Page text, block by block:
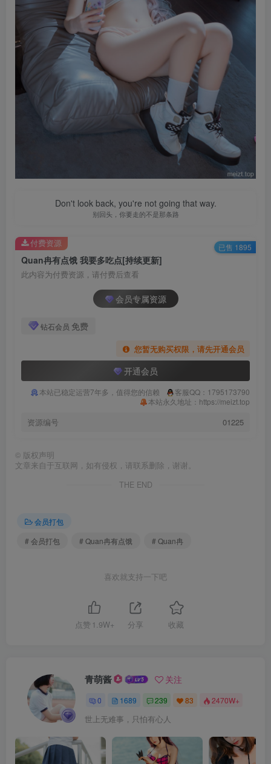
Don't look back, you're not going that way.
别回头，你要走的不是那条路
Quan冉有点饿 我要多吃点[持续更新]
此内容为付费资源，请付费后查看
会员专属资源
钻石会员 免费
您暂无购买权限，请先开通会员
开通会员
本站已稳定运营7年多，值得您的信赖
客服QQ：1795173790
本站永久地址：https://meizt.top
资源编号 01225
付费资源 已售 1895
© 版权声明
文章来自于互联网，如有侵权，请联系删除，谢谢。
THE END
会员打包
# 会员打包
# Quan冉有点饿 # Quan冉
喜欢就支持一下吧
点赞 1.9W+ 分享 收藏
青萌酱 关注
0 1689 239 83 2470W+
世上无难事，只怕有心人